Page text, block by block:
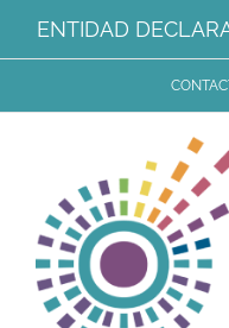
Saltar
al
ENTIDAD